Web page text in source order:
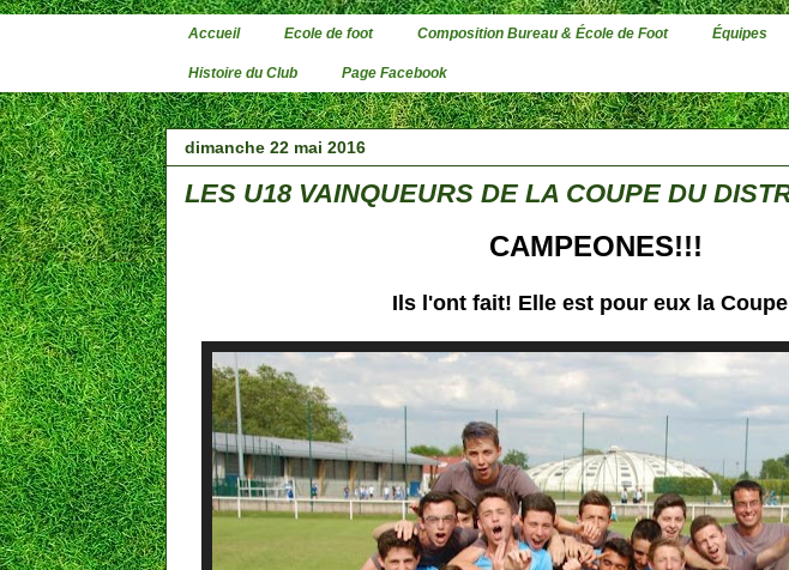
Accueil Ecole de foot Composition Bureau & École de Foot Équipes
Histoire du Club Page Facebook
dimanche 22 mai 2016
LES U18 VAINQUEURS DE LA COUPE DU
CAMPEONES!!!
Ils l'ont fait! Elle est pour eux la